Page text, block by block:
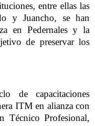
entre ellas las
y Juancho, se han
en Pedernales y la
de preservar los
de capacitaciones
ITM en alianza con
Técnico Profesional,